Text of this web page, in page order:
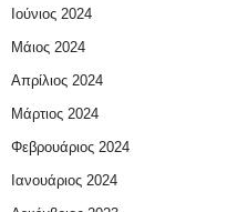
Ιούνιος 2024
Μάιος 2024
Απρίλιος 2024
Μάρτιος 2024
Φεβρουάριος 2024
Ιανουάριος 2024